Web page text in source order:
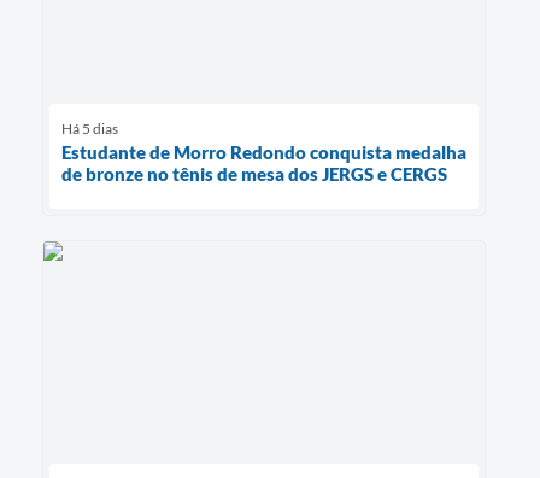
Há 5 dias
Estudante de Morro Redondo conquista medalha
de bronze no tênis de mesa dos JERGS e CERGS